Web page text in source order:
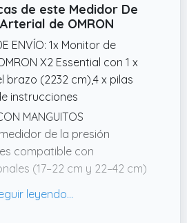
de este Medidor De
de OMRON
ENVÍO: 1x Monitor de
X2 Essential con 1 x
brazo (2232 cm),4 x pilas
instrucciones
MANGUITOS
medidor de la presión
compatible con
(17–22 cm y 22–42 cm)